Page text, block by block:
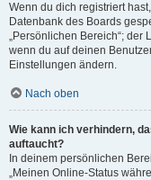
Wenn du dich registriert
Datenbank des Boards
„Persönlichen Bereich“; der
wenn du auf deinen
Einstellungen ändern.
Nach oben
Wie kann ich verhindern,
auftaucht?
In deinem persönlichen
„Meinen Online-Status